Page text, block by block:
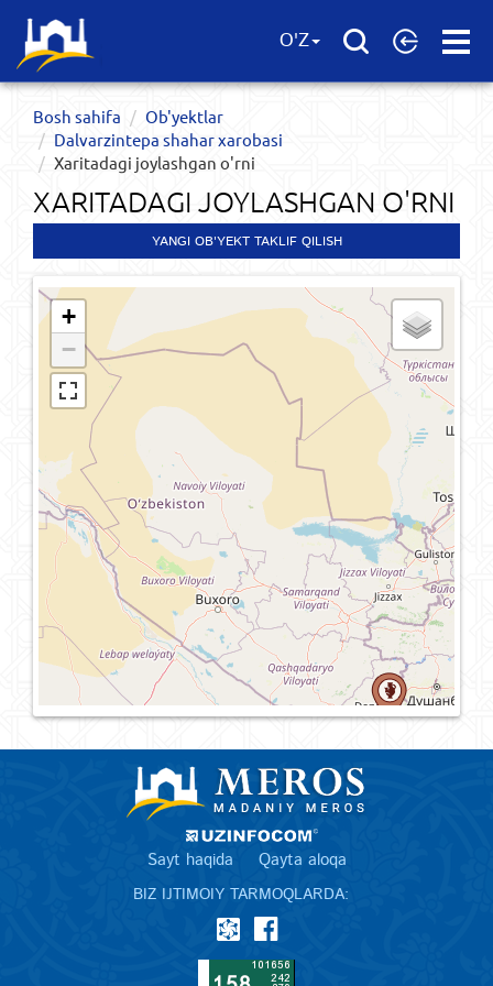
Open
O'Z
Bosh sahifa
Ob'yektlar​
Dalvarzintepa shahar xarobasi
Xaritadagi joylashgan o'rni
XARITADAGI JOYLASHGAN O'RNI
YANGI OB'YEKT TAKLIF QILISH
+
−
Sayt haqida Qayta aloqa
BIZ IJTIMOIY TARMOQLARDA: